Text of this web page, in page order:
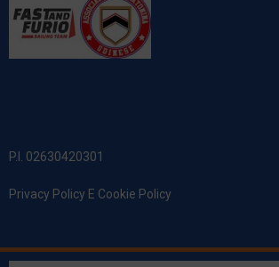
P.I. 02630420301
Privacy Policy E Cookie Policy